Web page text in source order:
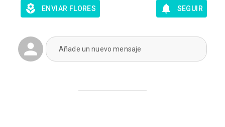
ENVIAR FLORES SEGUIR
Añade un nuevo mensaje